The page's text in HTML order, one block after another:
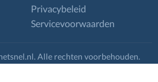
Privacybeleid
Servicevoorwaarden
Alle rechten voorbehouden.